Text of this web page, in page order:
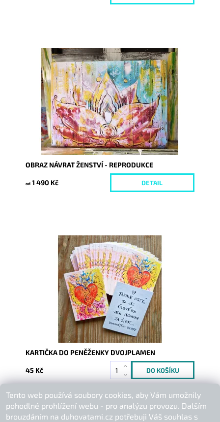
Dostupnost:
Skladem
9327/30/REP
OBRAZ NÁVRAT ŽENSTVÍ - REPRODUKCE
od 1 490 Kč DETAIL
Dostupnost:
Skladem
9924
KARTIČKA DO PENĚŽENKY DVOJPLAMEN
45 Kč
Buďte první, kdo napíše příspěvek k této položce.
Přidat komentář
Tento web používá soubory cookies, aby Vám umožnily
pohodlné prohlížení webu - pro analýzu provozu. Dalším
brouzdáním na duhovatami.cz potřebuji Váš souhlas s